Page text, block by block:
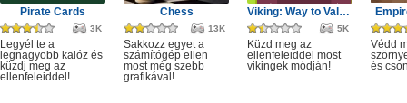
Pirate Cards
3K
Legyél te a
legnagyobb kalóz és
küzdj meg az
ellenfeleiddel!
Chess
13K
Sakkozz egyet a
számítógép ellen
most még szebb
grafikával!
Viking: Way to Valhalla
5K
Küzd meg az
ellenfeleiddel most
vikingek módján!
Védd
és